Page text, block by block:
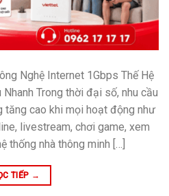
Nghệ Internet 1Gbps Thế Hệ
Trong thời đại số, nhu cầu
tăng cao khi mọi hoạt động như
livestream, chơi game, xem
thống nhà thông minh […]
TIẾP →